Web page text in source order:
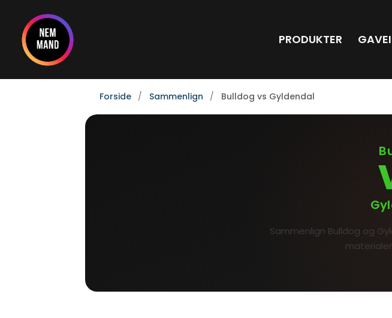
indholdet
PRODUKTER
Forside Sammenlign Bulldog vs Gyldendal
Sammenlign Bulldog og